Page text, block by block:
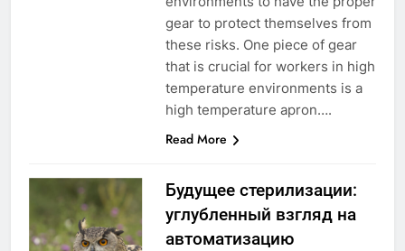
gear to protect themselves from
these risks. One piece of gear
that is crucial for workers in high
temperature environments is a
high temperature apron….
Read More
Будущее стерилизации:
углубленный взгляд на
автоматизацию